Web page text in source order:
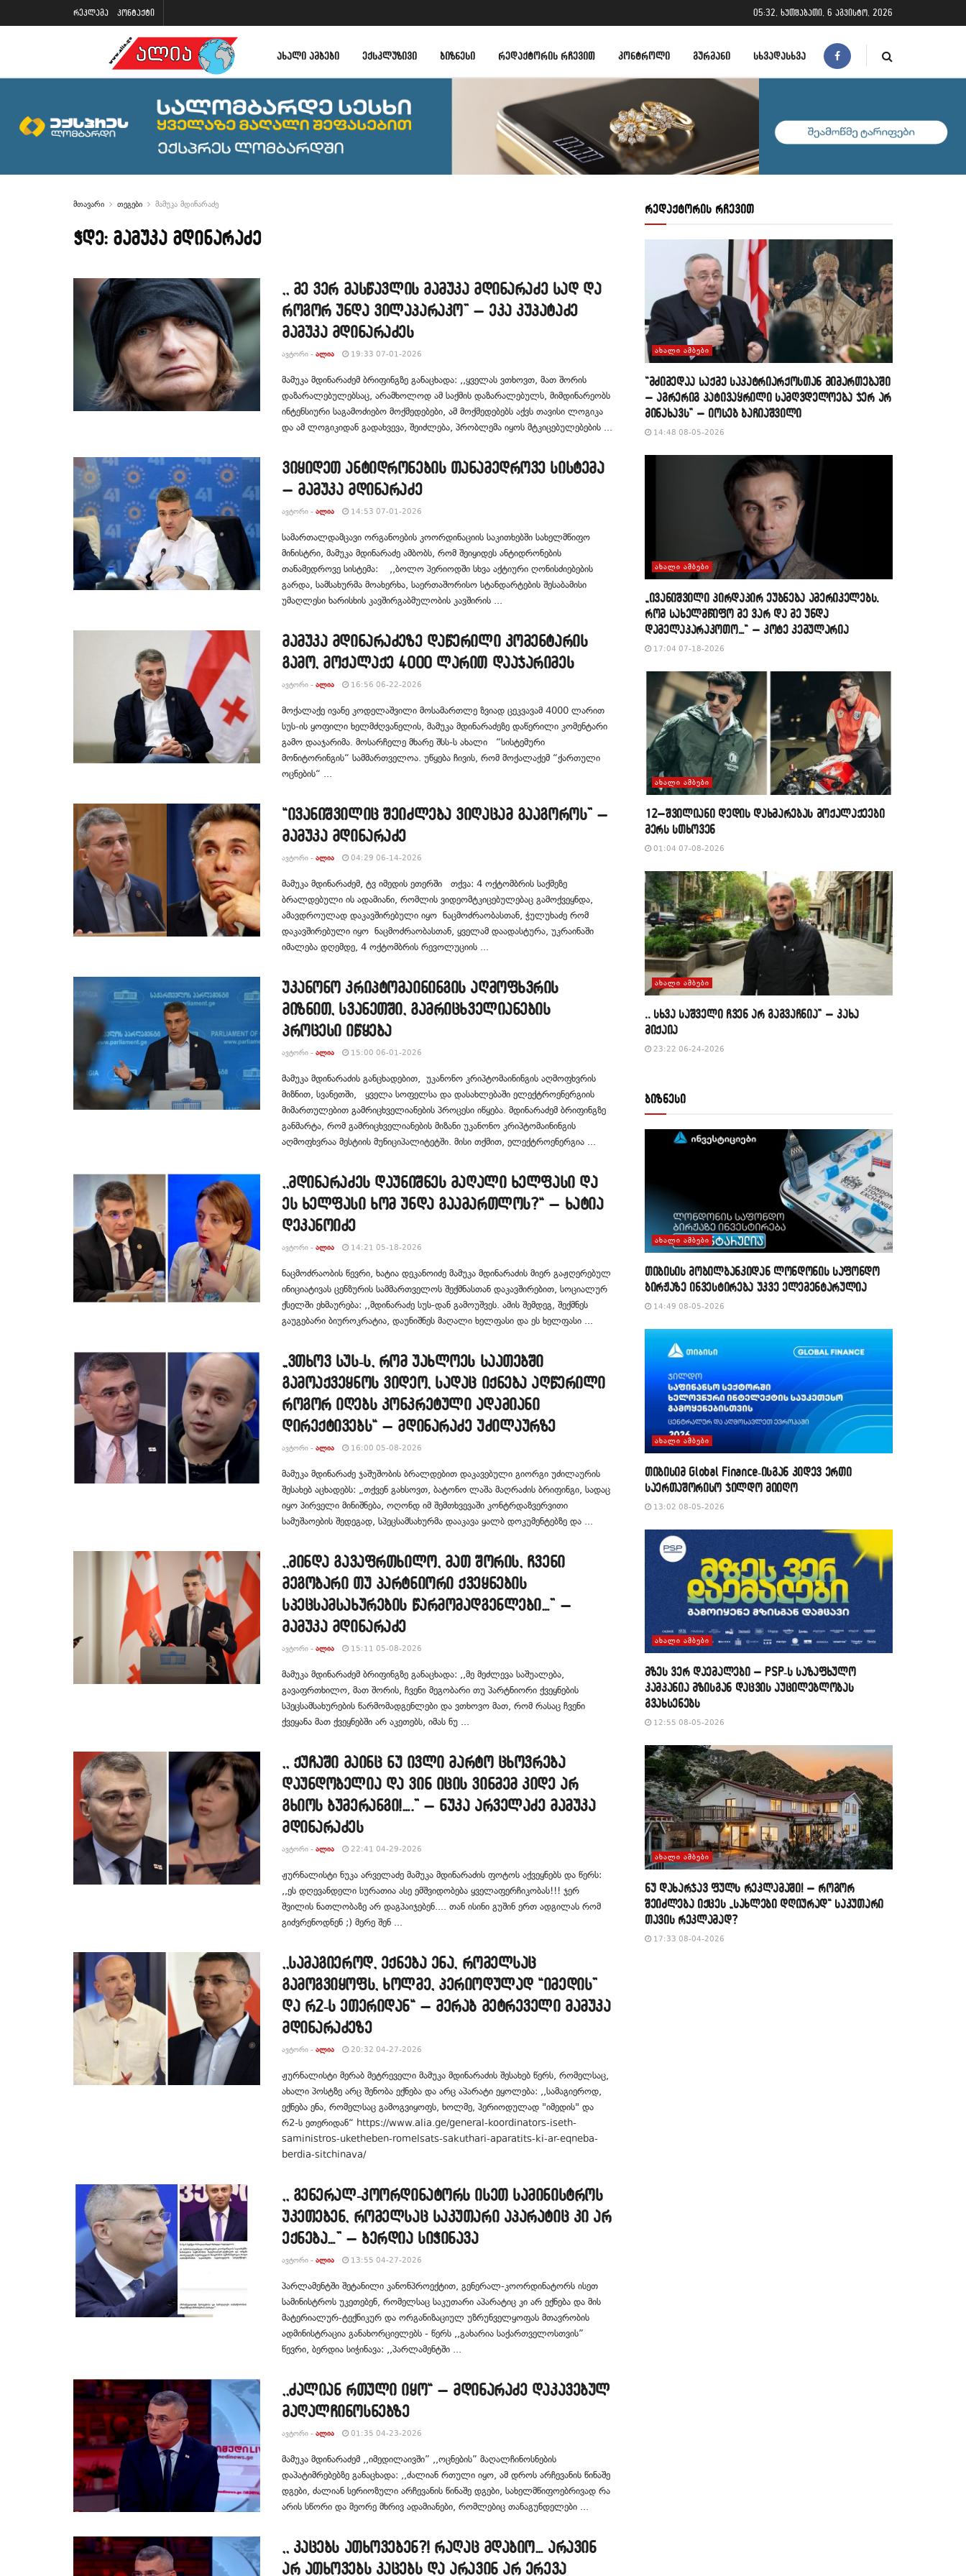
რეკლამა კონტაქტი 05:32, ხუთშაბათი, 6 აგვისტო, 2026
ᲐᲮᲐᲚᲘ ᲐᲛᲑᲔᲑᲘ ᲔᲥᲡᲙᲚᲣᲖᲘᲕᲘ ᲑᲘᲖᲜᲔᲡᲘ ᲠᲔᲓᲐᲥᲢᲝᲠᲘᲡ ᲠᲩᲔᲕᲘᲗ ᲙᲝᲜᲢᲠᲝᲚᲘ ᲒᲣᲠᲛᲐᲜᲘ ᲡᲮᲕᲐᲓᲐᲡᲮᲕᲐ
მთავარი თეგები მამუკა მდინარაძე
ჭდე: მამუკა მდინარაძე
,, მე ვერ მასწავლის მამუკა მდინარაძე სად და
როგორ უნდა ვილაპარაკო” – ეკა კუპატაძე
მამუკა მდინარაძეს
ᲐᲕᲢᲝᲠᲘ - ᲐᲚᲘᲐ 19:33 07-01-2026
მამუკა მდინარაძემ ბრიფინგზე განაცხადა: ,,ყველას ვთხოვთ, მათ შორის
დაზარალებულებსაც, არამხოლოდ ამ საქმის დაზარალებულს, მიმდინარეობს
ინტენსიური საგამოძიებო მოქმედებები, ამ მოქმედებებს აქვს თავისი ლოგიკა
და ამ ლოგიკიდან გადახვევა, შეიძლება, პრობლემა იყოს მტკიცებულებების ...
ვიყიდეთ ანტიდრონების თანამედროვე სისტემა
– მამუკა მდინარაძე
ᲐᲕᲢᲝᲠᲘ - ᲐᲚᲘᲐ 14:53 07-01-2026
სამართალდამცავი ორგანოების კოორდინაციის საკითხებში სახელმწიფო
მინისტრი, მამუკა მდინარაძე ამბობს, რომ შეიყიდეს ანტიდრონების
თანამედროვე სისტემა: ,,ბოლო პერიოდში სხვა აქტიური ღონისძიებების
გარდა, სამსახურმა მოახერხა, საერთაშორისო სტანდარტების შესაბამისი
უმაღლესი ხარისხის კავშირგაბმულობის კავშირის ...
მამუკა მდინარაძეზე დაწერილი კომენტარის
გამო, მოქალაქე 4000 ლარით დააჯარიმეს
ᲐᲕᲢᲝᲠᲘ - ᲐᲚᲘᲐ 16:56 06-22-2026
მოქალაქე ივანე კოდელაშვილი მოსამართლე ზვიად ცეკვავამ 4000 ლარით
სუს-ის ყოფილი ხელმძღვანელის, მამუკა მდინარაძეზე დაწერილი კომენტარი
გამო დააჯარიმა. მოსარჩელე მხარე შსს-ს ახალი “სისტემური
მონიტორინგის“ სამმართველოა. უწყება ჩივის, რომ მოქალაქემ “ქართული
ოცნების“ ...
“ივანიშვილიც შეიძლება ვიღაცამ გააგოროს” –
მამუკა მდინარაძე
ᲐᲕᲢᲝᲠᲘ - ᲐᲚᲘᲐ 04:29 06-14-2026
მამუკა მდინარაძემ, ტვ იმედის ეთერში თქვა: 4 ოქტომბრის საქმეზე
ბრალდებული ის ადამიანი, რომლის ვიდეომტკიცებულებაც გამოქვეყნდა,
ამავდროულად დაკავშირებული იყო ნაცმოძრაობასთან, ჭულუხაძე რომ
დაკავშირებული იყო ნაცმოძრაობასთან, ყველამ დაადასტურა, უკრაინაში
იმალება დღემდე, 4 ოქტომბრის რევოლუციის ...
უკანონო კრიპტომაინინგის აღმოფხვრის
მიზნით, სვანეთში, გამრიცხველიანების
პროცესი იწყება
ᲐᲕᲢᲝᲠᲘ - ᲐᲚᲘᲐ 15:00 06-01-2026
მამუკა მდინარაძის განცხადებით, უკანონო კრიპტომაინინგის აღმოფხვრის
მიზნით, სვანეთში, ყველა სოფელსა და დასახლებაში ელექტროენერგიის
მიმართულებით გამრიცხველიანების პროცესი იწყება. მდინარაძემ ბრიფინგზე
განმარტა, რომ გამრიცხველიანების მიზანი უკანონო კრიპტომაინინგის
აღმოფხვრაა მესტიის მუნიციპალიტეტში. მისი თქმით, ელექტროენერგია ...
,,მდინარაძეს დაუნიშნეს მაღალი ხელფასი და
ეს ხელფასი ხომ უნდა გაამართლოს?“ – ხატია
დეკანოიძე
ᲐᲕᲢᲝᲠᲘ - ᲐᲚᲘᲐ 14:21 05-18-2026
ნაცმოძრაობის წევრი, ხატია დეკანოიძე მამუკა მდინარაძის მიერ გაჟღერებულ
ინიციატივას ცენზურის სამმართველოს შექმნასთან დაკავშირებით, სოციალურ
ქსელში ეხმაურება: ,,მდინარაძე სუს-დან გამოუშვეს. ამის შემდეგ, შექმნეს
გაუგებარი ბიუროკრატია, დაუნიშნეს მაღალი ხელფასი და ეს ხელფასი ...
„ვთხოვ სუს-ს, რომ უახლოეს საათებში
გამოაქვეყნოს ვიდეო, სადაც იქნება აღწერილი
როგორ იღებს კონკრეტული ადამიანი
დირექტივებს“ – მდინარაძე უძილაურზე
ᲐᲕᲢᲝᲠᲘ - ᲐᲚᲘᲐ 16:00 05-08-2026
მამუკა მდინარაძე ჯაშუშობის ბრალდებით დაკავებული გიორგი უძილაურის
შესახებ აცხადებს: „თქვენ გახსოვთ, ბატონო ლაშა მაღრაძის ბრიფინგი, სადაც
იყო პირველი მინიშნება, ოღონდ იმ შემთხვევაში კონტრდაზვერვითი
სამუშაოების შედეგად, სპეცსამსახურმა დააკავა ყალბ დოკუმენტებზე და ...
,,მინდა გავაფრთხილო, მათ შორის, ჩვენი
მეგობარი თუ პარტნიორი ქვეყნების
სპეცსამსახურების წარმომადგენლები…” –
მამუკა მდინარაძე
ᲐᲕᲢᲝᲠᲘ - ᲐᲚᲘᲐ 15:11 05-08-2026
მამუკა მდინარაძემ ბრიფინგზე განაცხადა: ,,მე მეძლევა საშუალება,
გავაფრთხილო, მათ შორის, ჩვენი მეგობარი თუ პარტნიორი ქვეყნების
სპეცსამსახურების წარმომადგენლები და ვთხოვო მათ, რომ რასაც ჩვენი
ქვეყანა მათ ქვეყნებში არ აკეთებს, იმას ნუ ...
,, ქუჩაში მაინც ნუ ივლი მარტო ცხოვრება
დაუნდობელია და ვინ იცის ვინმემ კიდე არ
გხიოს ბუმერანგი!….” – ნუკა არველაძე მამუკა
მდინარაძეს
ᲐᲕᲢᲝᲠᲘ - ᲐᲚᲘᲐ 22:41 04-29-2026
ჟურნალისტი ნუკა არველაძე მამუკა მდინარაძის ფოტოს აქვეყნებს და წერს:
,,ეს დღევანდელი სურათია ასე ემშვიდობება ყველაფერჩიკობას!!! ჯერ
შვილის ნათლობაზე არ დაგპაიჯებენ.... თან ისინი გუშინ ერთ ადგილას რომ
გიძვრენოდნენ ;) მერე შენ ...
,,სამაგიეროდ, ექნება ენა, რომელსაც
გამოგვიყოფს, ხოლმე, პერიოდულად “იმედის”
და რ2-ს ეთერიდან“ – მერაბ მეტრეველი მამუკა
მდინარაძეზე
ᲐᲕᲢᲝᲠᲘ - ᲐᲚᲘᲐ 20:32 04-27-2026
ჟურნალისტი მერაბ მეტრეველი მამუკა მდინარაძის შესახებ წერს, რომელსაც,
ახალი პოსტზე არც შენობა ექნება და არც აპარატი ეყოლება: ,,სამაგიეროდ,
ექნება ენა, რომელსაც გამოგვიყოფს, ხოლმე, პერიოდულად "იმედის" და
რ2-ს ეთერიდან“ https://www.alia.ge/general-koordinators-iseth-
saministros-uketheben-romelsats-sakuthari-aparatits-ki-ar-eqneba-
berdia-sitchinava/
,, გენერალ-კოორდინატორს ისეთ სამინისტროს
უკეთებენ, რომელსაც საკუთარი აპარატიც კი არ
ექნება…” – ბერდია სიჭინავა
ᲐᲕᲢᲝᲠᲘ - ᲐᲚᲘᲐ 13:55 04-27-2026
პარლამენტში შეტანილი კანონპროექტით, გენერალ-კოორდინატორს ისეთ
სამინისტროს უკეთებენ, რომელსაც საკუთარი აპარატიც კი არ ექნება და მის
მატერიალურ-ტექნიკურ და ორგანიზაციულ უზრუნველყოფას მთავრობის
ადმინისტრაცია განახორციელებს - წერს ,,გახარია საქართველოსთვის”
წევრი, ბერდია სიჭინავა: ,,პარლამენტში ...
,,ძალიან რთული იყო“ – მდინარაძე დაკავებულ
მაღალჩინოსნებზე
ᲐᲕᲢᲝᲠᲘ - ᲐᲚᲘᲐ 01:35 04-23-2026
მამუკა მდინარაძემ ,,იმედილაივში” ,,ოცნების” მაღალჩინოსნების
დაპატიმრებებზე განაცხადა: ,,ძალიან რთული იყო, ამ დროს არჩევანის წინაშე
დგები, ძალიან სერიოზული არჩევანის წინაშე დგები, სახელმწიფოებრივად რა
არის სწორი და მეორე მხრივ ადამიანები, რომლებიც თანაგუნდელები ...
,, კაცებს ათხოვებენ?! რაღაც მდაბიო… არავინ
არ ათხოვებს კაცებს და არავინ არ ერევა
რედაქტორის რჩევით
ᲐᲮᲐᲚᲘ ᲐᲛᲑᲔᲑᲘ
“მძიმედაა საქმე საპატრიარქოსთან მიმართებაში
– აგრერიგ პატივაყრილი სამღვდელოება ჯერ არ
მინახავს” – იოსებ ბაჩიაშვილი
14:48 08-05-2026
ᲐᲮᲐᲚᲘ ᲐᲛᲑᲔᲑᲘ
„ივანიშვილი პირდაპირ ეუბნება ამერიკელებს,
რომ სახელმწიფო მე ვარ და მე უნდა
დამელაპარაკოთო…“ – კოტე კემულარია
17:04 07-18-2026
ᲐᲮᲐᲚᲘ ᲐᲛᲑᲔᲑᲘ
12–შვილიანი დედის დახმარებას მოქალაქეები
მერს სთხოვენ
01:04 07-08-2026
ᲐᲮᲐᲚᲘ ᲐᲛᲑᲔᲑᲘ
,, სხვა საშველი ჩვენ არ გაგვაჩნია” – კახა
მიქაია
23:22 06-24-2026
ბიზნესი
ᲐᲮᲐᲚᲘ ᲐᲛᲑᲔᲑᲘ
თიბისის მობილბანკიდან ლონდონის საფონდო
ბირჟაზე ინვესტირება უკვე ელემენტარულია
14:49 08-05-2026
ᲐᲮᲐᲚᲘ ᲐᲛᲑᲔᲑᲘ
თიბისიმ Global Finance-ისგან კიდევ ერთი
საერთაშორისო ჯილდო მიიღო
13:02 08-05-2026
ᲐᲮᲐᲚᲘ ᲐᲛᲑᲔᲑᲘ
მზეს ვერ დაემალები – PSP-ს საზაფხულო
კამპანია მზისგან დაცვის აუცილებლობას
გვახსენებს
12:55 08-05-2026
ᲐᲮᲐᲚᲘ ᲐᲛᲑᲔᲑᲘ
​ნუ დახარჯავ ფულს რეკლამაში! – როგორ
შეიძლება იქცეს „სახლები დღიურად“ საკუთარი
თავის რეკლამად?
17:33 08-04-2026